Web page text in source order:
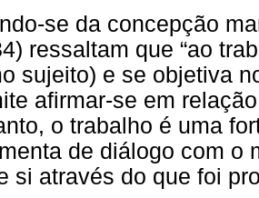
se da concepção
ressaltam que “ao
sujeito) e se objetiva
afirmar-se em
o trabalho é uma
de diálogo com o
si através do que foi